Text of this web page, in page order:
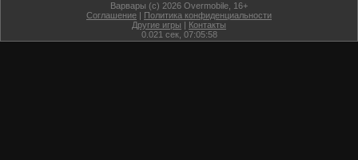
Варвары (c) 2026 Overmobile, 16+
Соглашение | Политика конфиденциальности
Другие игры | Контакты
0.021 сек, 07:05:58